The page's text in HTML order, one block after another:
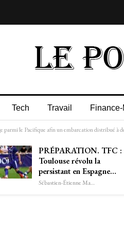
Tech Travail
parmi le Pacifique afin un embarcation distribué à
PRÉPARATION. TFC :
Toulouse révolu la
persistant en Espagne…
Sébastien-Étienne Marechal